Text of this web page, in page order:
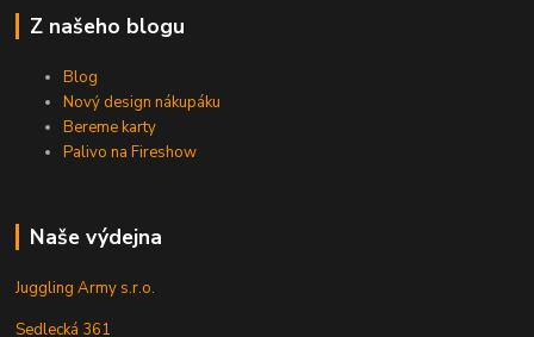
Z našeho blogu
Blog
Nový design nákupáku
Bereme karty
Palivo na Fireshow
Naše výdejna
Juggling Army s.r.o.
Sedlecká 361